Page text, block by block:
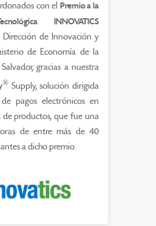
con el Premio a la
INNOVATICS
de Innovación y
de Economía de la
gracias a nuestra
®Supply, solución dirigida
pagos electrónicos en
de productos, que fue una
de entre más de 40
a dicho premio.